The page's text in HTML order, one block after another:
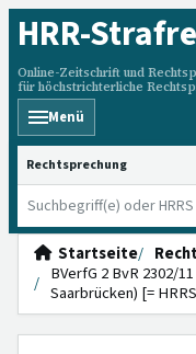
HRR-
Online-Zeitschrift und
für höchstrichterliche
Menü
HRRS durchsuchen
Startseite
BVerfG 2 BvR 2302/
Saarbrücken) [=